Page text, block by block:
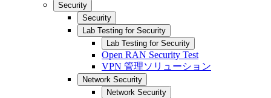
Security
Security
Lab Testing for Security
Lab Testing for Security
Open RAN Security Test
VPN 管理ソリューション
Network Security
Network Security